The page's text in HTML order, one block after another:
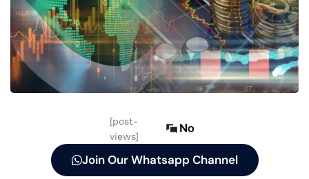
[post-
views]
No
Join Our Whatsapp Channel